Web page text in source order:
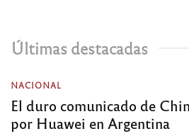
Últimas destacadas
NACIONAL
El duro comunicado de
por Huawei en Argentina